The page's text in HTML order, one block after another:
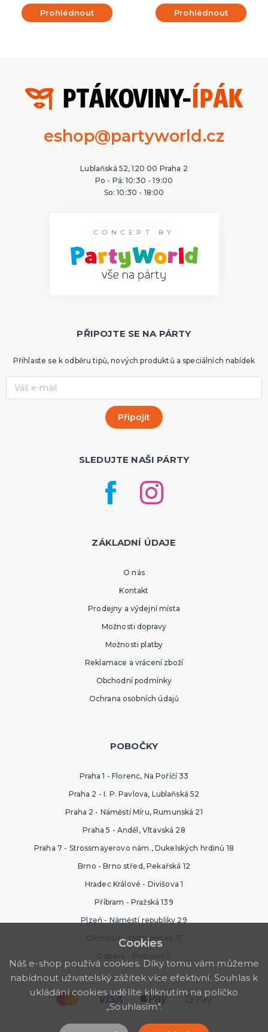
Prohlédnout Prohlédnout
eshop@partyworld.cz
Lublaňská 52, 120 00 Praha 2
Po - Pá: 10:30 - 19:00
So: 10:30 - 18:00
CONCEPT BY
PŘIPOJTE SE NA PÁRTY
Přihlaste se k odběru tipů, nových produktů a speciálních nabídek
SLEDUJTE NAŠI PÁRTY
ZÁKLADNÍ ÚDAJE
O nás
Kontakt
Prodejny a výdejní místa
Možnosti dopravy
Možnosti platby
Reklamace a vrácení zboží
Obchodní podmínky
Ochrana osobních údajů
POBOČKY
Praha 1 - Florenc, Na Poříčí 33
Praha 2 - I. P. Pavlova, Lublaňská 52
Praha 2 - Náměstí Míru, Rumunská 21
Praha 5 - Anděl, Vltavská 28
Praha 7 - Strossmayerovo nám., Dukelských hrdinů 18
Brno - Brno střed, Pekařská 12
Hradec Králové - Divišova 1
Příbram - Pražská 139
Plzeň - Náměstí republiky 29
Olomouc - Ostružnická 31
Ostrava - Poštovní 5
Cookies
Náš e-shop používá cookies. Díky tomu vám můžeme
nabídnout uživatelský zážitek více efektivní. Souhlas k
ukládání cookies udělíte kliknutím na políčko
„Souhlasím".